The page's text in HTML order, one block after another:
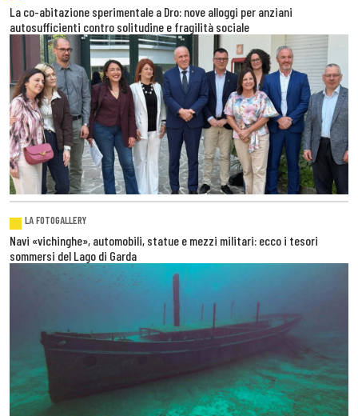
La co-abitazione sperimentale a Dro: nove alloggi per anziani
autosufficienti contro solitudine e fragilità sociale
LA FOTOGALLERY
Navi «vichinghe», automobili, statue e mezzi militari: ecco i tesori
sommersi del Lago di Garda